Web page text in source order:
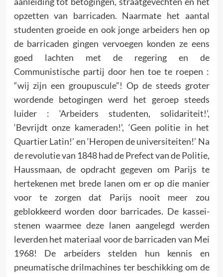
opzetten van barricaden. Naar­mate het aantal
studenten groeide en ook jonge arbeiders hen op
de barricaden gingen vervoegen konden ze eens
goed lachten met de regering en de
Communistische partij door hen toe te roepen :
“wij zijn een groupuscule”! Op de steeds groter
wordende betogingen werd het geroep steeds
luider : ‘Arbeiders studenten, solidariteit!’,
‘Bevrijdt onze kamera­den!’, ‘Geen politie in het
Quartier Latin!’ en ‘Heropen de universitei­ten!’ Na
de revolutie van 1848 had de Prefect van de Politie,
Haussmaan, de opdracht gegeven om Parijs te
herte­kenen met brede lanen om er op die manier
voor te zorgen dat Parijs nooit meer zou
geblokkeerd worden door barricades. De kassei­
stenen waarmee deze lanen aangelegd werden
leverden het mate­riaal voor de barricaden van Mei
1968! De arbeiders stelden hun kennis en
pneumatische drilmachines ter beschik­king om de